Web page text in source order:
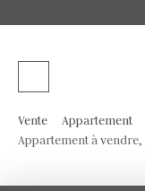
Vente Appartement
Appartement à